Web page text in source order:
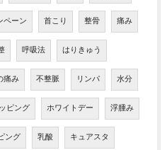
ペーン 首こり 整骨 痛み
呼吸法 はりきゅう
痛み 不整脈 リンパ 水分
ピング ホワイトデー 浮腫み
ング 乳酸 キュアスタ